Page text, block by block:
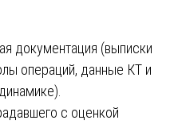
документация (выписки
операций, данные КТ и
с оценкой